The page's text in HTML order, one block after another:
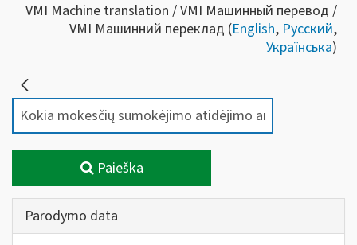
VMI Machine translation / VMI Машинный перевод /
VMI Машинний переклад (English, Русский,
Українська)
Paieška
Parodymo data